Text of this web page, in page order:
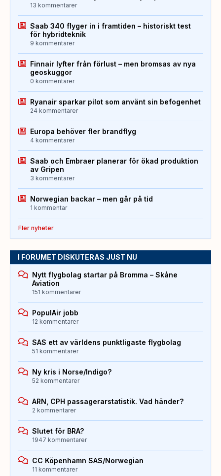
13 kommentarer
Saab 340 flyger in i framtiden – historiskt test
för hybridteknik
9 kommentarer
Finnair lyfter från förlust – men bromsas av nya
geoskuggor
0 kommentarer
Ryanair sparkar pilot som använt sin befogenhet
24 kommentarer
Europa behöver fler brandflyg
4 kommentarer
Saab och Embraer planerar för ökad produktion
av Gripen
3 kommentarer
Norwegian backar – men går på tid
1 kommentar
Fler nyheter
I FORUMET DISKUTERAS JUST NU
Nytt flygbolag startar på Bromma – Skåne
Aviation
151 kommentarer
PopulAir jobb
12 kommentarer
SAS ett av världens punktligaste flygbolag
51 kommentarer
Ny kris i Norse/Indigo?
52 kommentarer
ARN, CPH passagerarstatistik. Vad händer?
2 kommentarer
Slutet för BRA?
1947 kommentarer
CC Köpenhamn SAS/Norwegian
11 kommentarer